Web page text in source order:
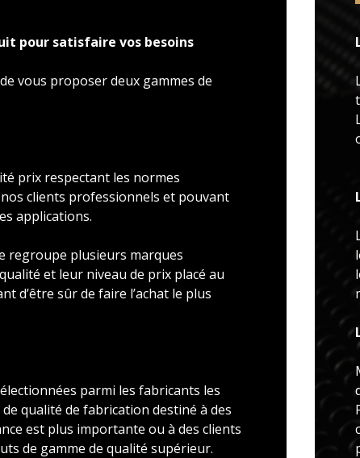
pour satisfaire vos besoins
vous proposer deux gammes de
prix respectant les normes
clients professionnels et pouvant
applications.
regroupe plusieurs marques
et leur niveau de prix placé au
d’être sûr de faire l’achat le plus
parmi les fabricants les
qualité de fabrication destiné à des
est plus importante ou à des clients
de gamme de qualité supérieur.